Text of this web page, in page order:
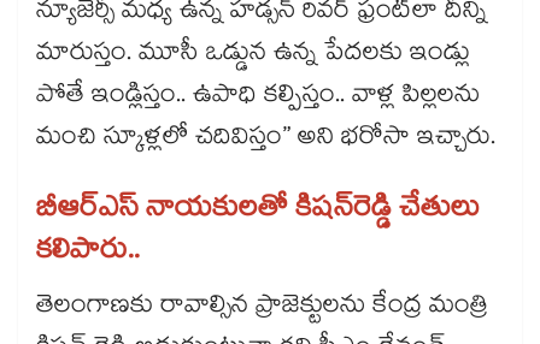
న్యూజెర్సీ మధ్య ఉన్న హడ్సన్ రివర్ ఫ్రంట్‌‌లా దీన్ని
మారుస్తం. మూసీ ఒడ్డున ఉన్న పేదలకు ఇండ్లు
పోతే ఇండ్లిస్తం.. ఉపాధి కల్పిస్తం.. వాళ్ల పిల్లలను
మంచి స్కూళ్లలో చదివిస్తం” అని భరోసా ఇచ్చారు.
బీఆర్ఎస్‌‌ నాయకులతో కిషన్‌‌రెడ్డి చేతులు
కలిపారు..
తెలంగాణకు రావాల్సిన ప్రాజెక్టులను కేంద్ర మంత్రి